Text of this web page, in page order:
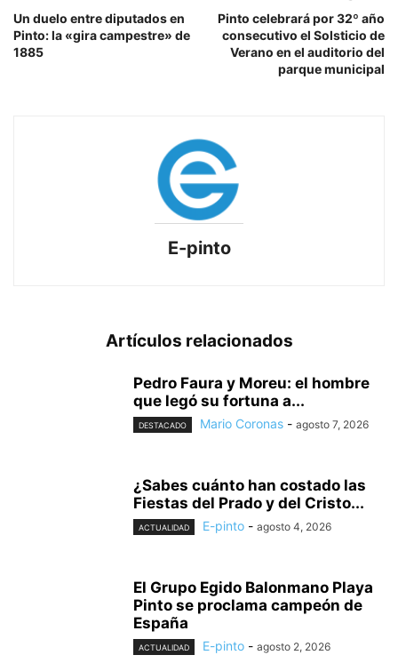
Un duelo entre diputados en
Pinto: la «gira campestre» de
1885
Pinto celebrará por 32º año
consecutivo el Solsticio de
Verano en el auditorio del
parque municipal
E-pinto
Artículos relacionados
Pedro Faura y Moreu: el hombre
que legó su fortuna a...
DESTACADO Mario Coronas - agosto 7, 2026
¿Sabes cuánto han costado las
Fiestas del Prado y del Cristo...
ACTUALIDAD E-pinto - agosto 4, 2026
El Grupo Egido Balonmano Playa
Pinto se proclama campeón de
España
ACTUALIDAD E-pinto - agosto 2, 2026